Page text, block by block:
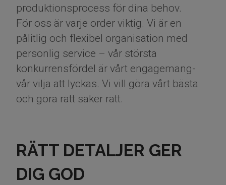
produktionsprocess för dina behov.
För oss är varje order viktig. Vi är en
pålitlig och flexibel organisation med
personlig service – vår största
konkurrensfördel är vårt engagemang-
vår vilja att lyckas. Vi vill göra vårt bästa
och göra rätt saker rätt.
RÄTT DETALJER GER
DIG GOD